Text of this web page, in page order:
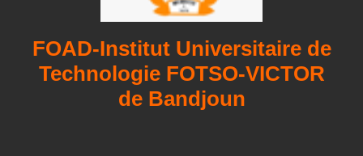
FOAD-Institut Universitaire de
Technologie FOTSO-VICTOR
de Bandjoun